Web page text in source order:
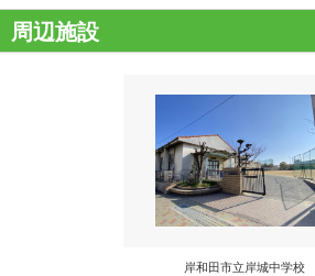
周辺施設
岸和田市立岸城中学校